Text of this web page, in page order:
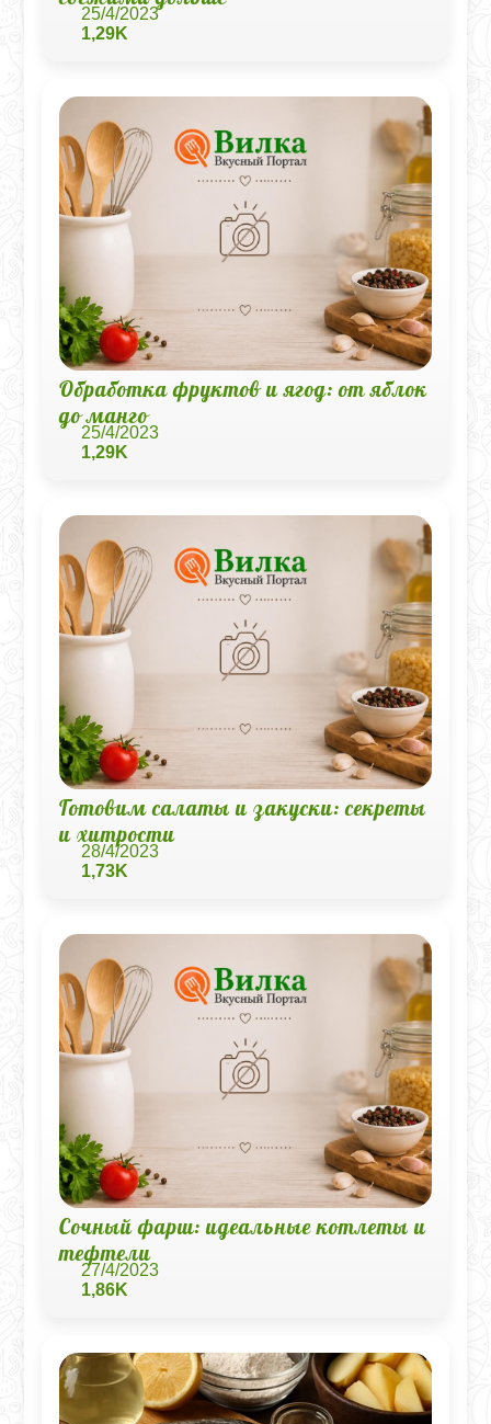
25/4/2023
1,29K
Обработка фруктов и ягод: от яблок
до манго
25/4/2023
1,29K
Готовим салаты и закуски: секреты
и хитрости
28/4/2023
1,73K
Сочный фарш: идеальные котлеты и
тефтели
27/4/2023
1,86K